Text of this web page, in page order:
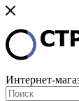
Интернет-